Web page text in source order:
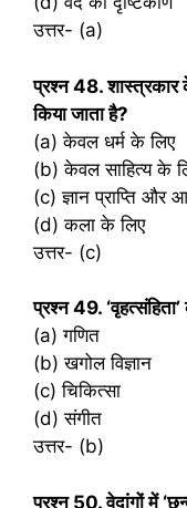
उत्तर- (a)
प्रश्‍न 48. शास्त्रकार
किया जाता है?
(a) केवल धर्म के लिए
(b) केवल साहित्य के
(c) ज्ञान प्राप्ति और
(d) कला के लिए
उत्तर- (c)
प्रश्‍न 49.
(a) गणित
(b) खगोल विज्ञान
(c) चिकित्सा
(d) संगीत
उत्तर- (b)
प्रश्‍न 50. वेदांगों में